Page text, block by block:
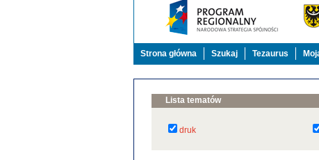
Strona główna Szukaj Tezaurus
Lista tematów
druk